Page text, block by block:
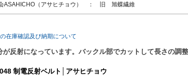
ASAHICHO（アサヒチョウ） ： 旧 旭蝶繊維
在庫確認及び納期について
が反射になっています。バックル部でカットして長さの調
制電反射ベルト│アサヒチョウ